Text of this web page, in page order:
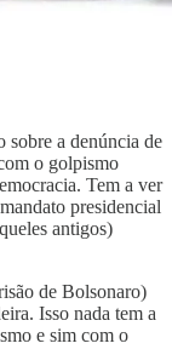
sobre a denúncia de
o golpismo
Tem a ver
presidencial
antigos)
de Bolsonaro)
Isso nada tem a
e sim com o